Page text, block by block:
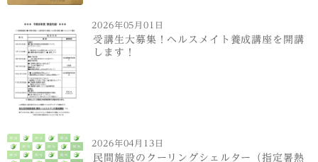
2026年05月01日
受講生大募集！ヘルスメイト養成講座を開講
します！
2026年04月13日
民間施設のクーリングシェルター（指定暑熱